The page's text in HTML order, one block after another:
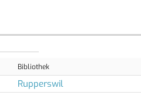
Bibliothek
Rupperswil